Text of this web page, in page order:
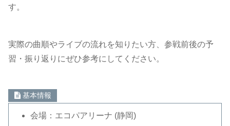
す。
実際の曲順やライブの流れを知りたい方、参戦前後の予
習・振り返りにぜひ参考にしてください。
基本情報
会場：エコパアリーナ (静岡)